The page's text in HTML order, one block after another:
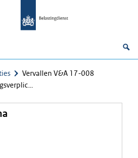
Vervallen V&A 17-008